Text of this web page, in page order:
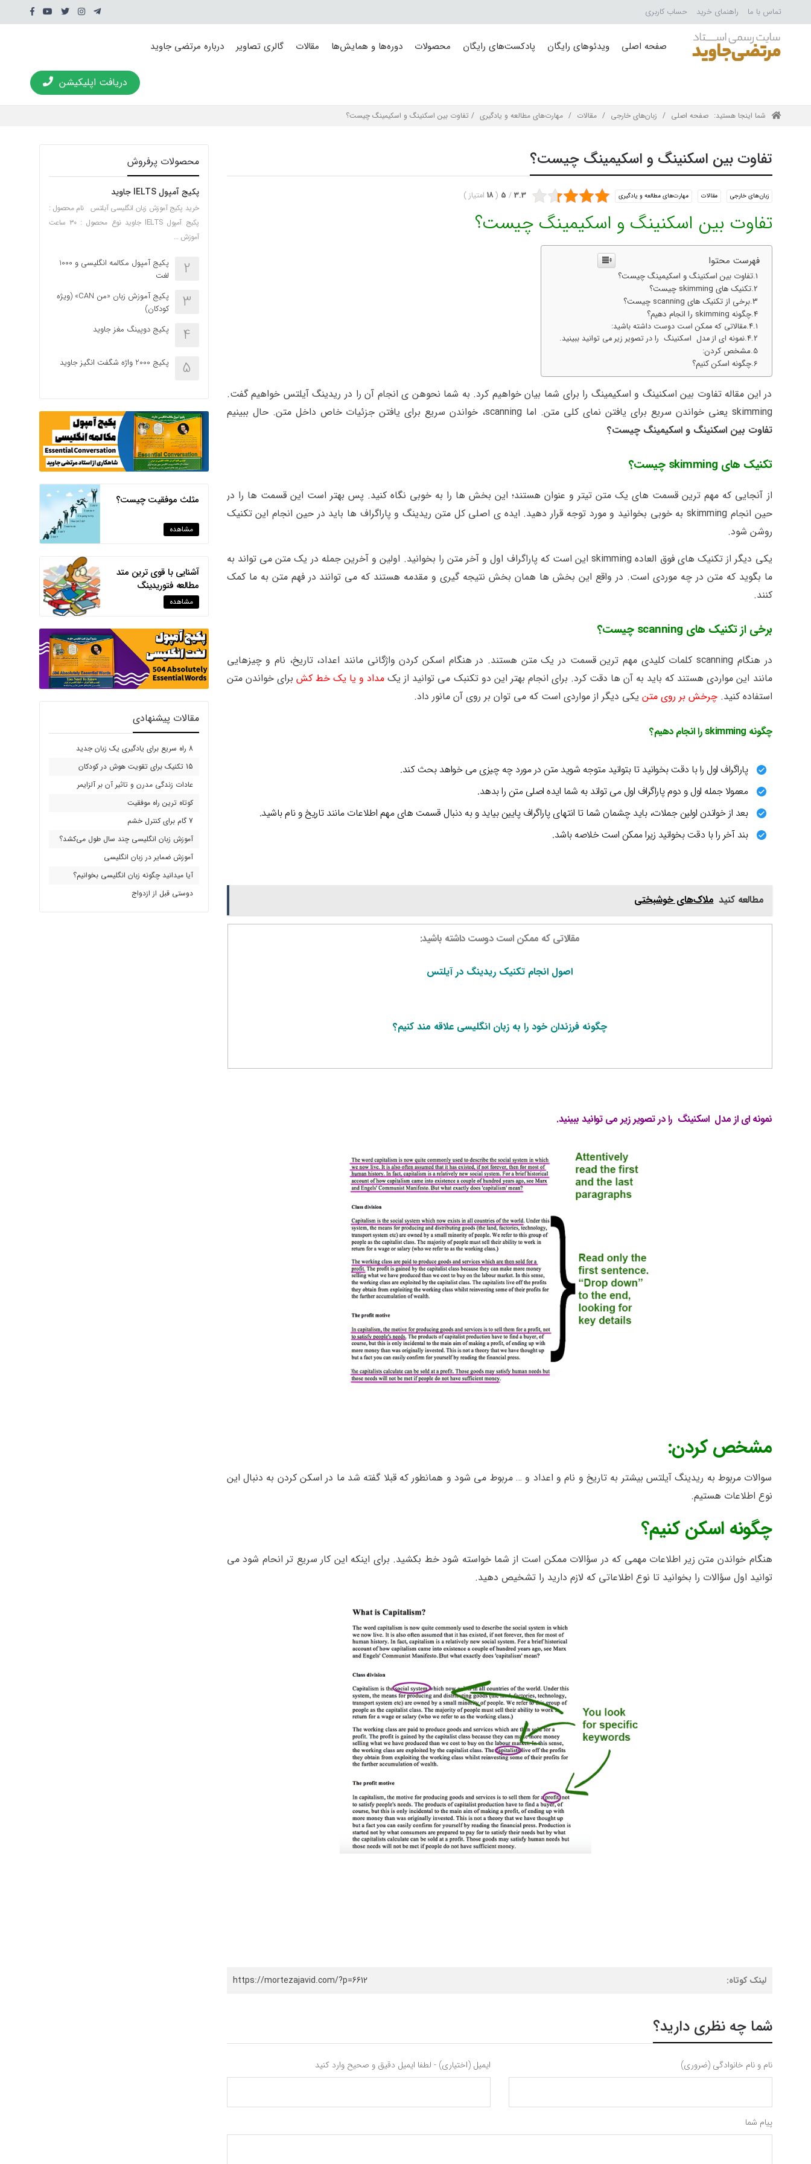
تماس با ما راهنمای خرید حساب کاربری
صفحه اصلی ویدئوهای رایگان پادکست‌های رایگان محصولات دوره‌ها و همایش‌ها مقالات گالری تصاویر درباره مرتضی جاوید
دریافت اپلیکیشن
شما اینجا هستید: صفحه اصلی / زبان‌های خارجی / مقالات / مهارت‌های مطالعه و یادگیری / تفاوت بین اسکنینگ و اسکیمینگ چیست؟
تفاوت بین اسکنینگ و اسکیمینگ چیست؟
زبان‌های خارجی مقالات مهارت‌های مطالعه و یادگیری 3.3
/
5
(
18 امتیاز)
تفاوت بین اسکنینگ و اسکیمینگ چیست؟
فهرست محتوا
تفاوت بین اسکنینگ و اسکیمینگ چیست؟
تکنیک های skimming چیست؟
برخی از تکنیک های scanning چیست؟
چگونه skimming را انجام دهیم؟
مقالاتی که ممکن است دوست داشته باشید:
نمونه ای از مدل اسکنینگ را در تصویر زیر می توانید ببینید.
مشخص کردن:
چگونه اسکن کنیم؟
در این مقاله تفاوت بین اسکنینگ و اسکیمینگ را برای شما بیان خواهیم کرد. به شما نحوهن ی انجام آن را در ریدینگ آیلتس خواهیم گفت.
skimming یعنی خواندن سریع برای یافتن نمای کلی متن. اما scanning، خواندن سریع برای یافتن جزئیات خاص داخل متن. حال ببینیم
تفاوت بین اسکنینگ و اسکیمینگ چیست؟
تکنیک های skimming چیست؟
از آنجایی که مهم ترین قسمت های یک متن تیتر و عنوان هستند؛ این بخش ها را به خوبی نگاه کنید. پس بهتر است این قسمت ها را در
حین انجام skimming به خوبی بخوانید و مورد توجه قرار دهید. ایده ی اصلی کل متن ریدینگ و پاراگراف ها باید در حین انجام این تکنیک
روشن شود.
یکی دیگر از تکنیک های فوق العاده skimming این است که پاراگراف اول و آخر متن را بخوانید. اولین و آخرین جمله در یک متن می تواند به
ما بگوید که متن در چه موردی است. در واقع این بخش ها همان بخش نتیجه گیری و مقدمه هستند که می توانند در فهم متن به ما کمک
کنند.
برخی از تکنیک های scanning چیست؟
در هنگام scanning کلمات کلیدی مهم ترین قسمت در یک متن هستند. در هنگام اسکن کردن واژگانی مانند اعداد، تاریخ، نام و چیزهایی
مانند این مواردی هستند که باید به آن ها دقت کرد. برای انجام بهتر این دو تکنبک می توانید از یک مداد و یا یک خط کش برای خواندن متن
استفاده کنید.چرخش بر روی متن یکی دیگر از مواردی است که می توان بر روی آن مانور داد.
چگونه skimming را انجام دهیم؟
پاراگراف اول را با دقت بخوانید تا بتوانید متوجه شوید متن در مورد چه چیزی می خواهد بحث کند.
معمولا جمله اول و دوم پاراگراف اول می تواند به شما ایده اصلی متن را بدهد.
بعد از خواندن اولین جملات، باید چشمان شما تا انتهای پاراگراف پایین بیاید و به دنبال قسمت های مهم اطلاعات مانند تاریخ و نام باشید.
بند آخر را با دقت بخوانید زیرا ممکن است خلاصه باشد.
مطالعه کنید ملاک‌های خوشبختی
مقالاتی که ممکن است دوست داشته باشید:
اصول انجام تکنیک ریدینگ در آیلتس
چگونه فرزندان خود را به زبان انگلیسی علاقه مند کنیم؟
نمونه ای از مدل اسکنینگ را در تصویر زیر می توانید ببینید.
مشخص کردن:
سوالات مربوط به ریدینگ آیلتس بیشتر به تاریخ و نام و اعداد و … مربوط می شود و همانطور که قبلا گفته شد ما در اسکن کردن به دنبال این
نوع اطلاعات هستیم.
چگونه اسکن کنیم؟
هنگام خواندن متن زیر اطلاعات مهمی که در سؤالات ممکن است از شما خواسته شود خط بکشید. برای اینکه این کار سریع تر انحام شود می
توانید اول سؤالات را بخوانید تا نوع اطلاعاتی که لازم دارید را تشخیص دهید.
لینک کوتاه: https://mortezajavid.com/?p=6612
شما چه نظری دارید؟
نام و نام خانوادگی (ضروری) ایمیل (اختیاری) - لطفا ایمیل دقیق و صحیح وارد کنید
پیام شما
محصولات پرفروش
پکیج آمپول IELTS جاوید
خرید پکیج آموزش زبان انگلیسی آیلتس نام محصول :
پکیج آمپول IELTS جاوید نوع محصول : ۳۰ ساعت
آموزش …
2
پکیج آمپول مکالمه انگلیسی و 1000
لغت
3
پکیج آموزش زبان «من CAN» (ویژه
کودکان)
4 پکیج دوپینگ مغز جاوید
5 پکیج 2000 واژه شگفت انگیز جاوید
مثلث موفقیت چیست؟
مشاهده
آشنایی با قوی ترین متد
مطالعه فتوریدینگ
مشاهده
مقالات پیشنهادی
8 راه سریع برای یادگیری یک زبان جدید
15 تکنیک برای تقویت هوش در کودکان
عادات زندگی مدرن و تاثیر آن بر آلزایمر
کوتاه ترین راه موفقیت
7 گام برای کنترل خشم
آموزش زبان انگلیسی چند سال طول می‌کشد؟
آموزش ضمایر در زبان انگلیسی
آیا میدانید چگونه زبان انگلیسی بخوانیم؟
دوستی قبل از ازدواج